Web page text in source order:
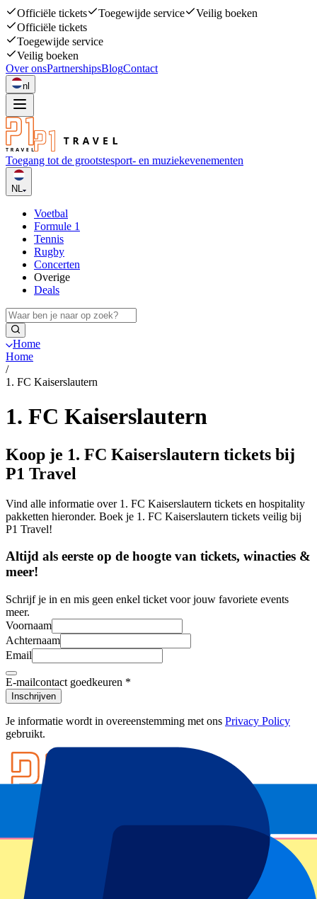
Officiële tickets Toegewijde service
Veilig boeken
Officiële tickets
Toegewijde service
Veilig boeken
Over onsPartnershipsBlogContact
nl
Toegang tot de grootstesport- en muziekevenementen
NL
Voetbal
Formule 1
Tennis
Rugby
Concerten
Overige
Deals
Home
Home
/
1. FC Kaiserslautern
1. FC Kaiserslautern
Koop je 1. FC Kaiserslautern tickets bij
P1 Travel
Vind alle informatie over 1. FC Kaiserslautern tickets en hospitality
pakketten hieronder. Boek je 1. FC Kaiserslautern tickets veilig bij
P1 Travel!
Altijd als eerste op de hoogte van tickets, winacties &
meer!
Schrijf je in en mis geen enkel ticket voor jouw favoriete events
meer.
Voornaam
Achternaam
Email
E-mailcontact goedkeuren *
Inschrijven
Je informatie wordt in overeenstemming met ons Privacy Policy
gebruikt.
Footer menu
Topclubs